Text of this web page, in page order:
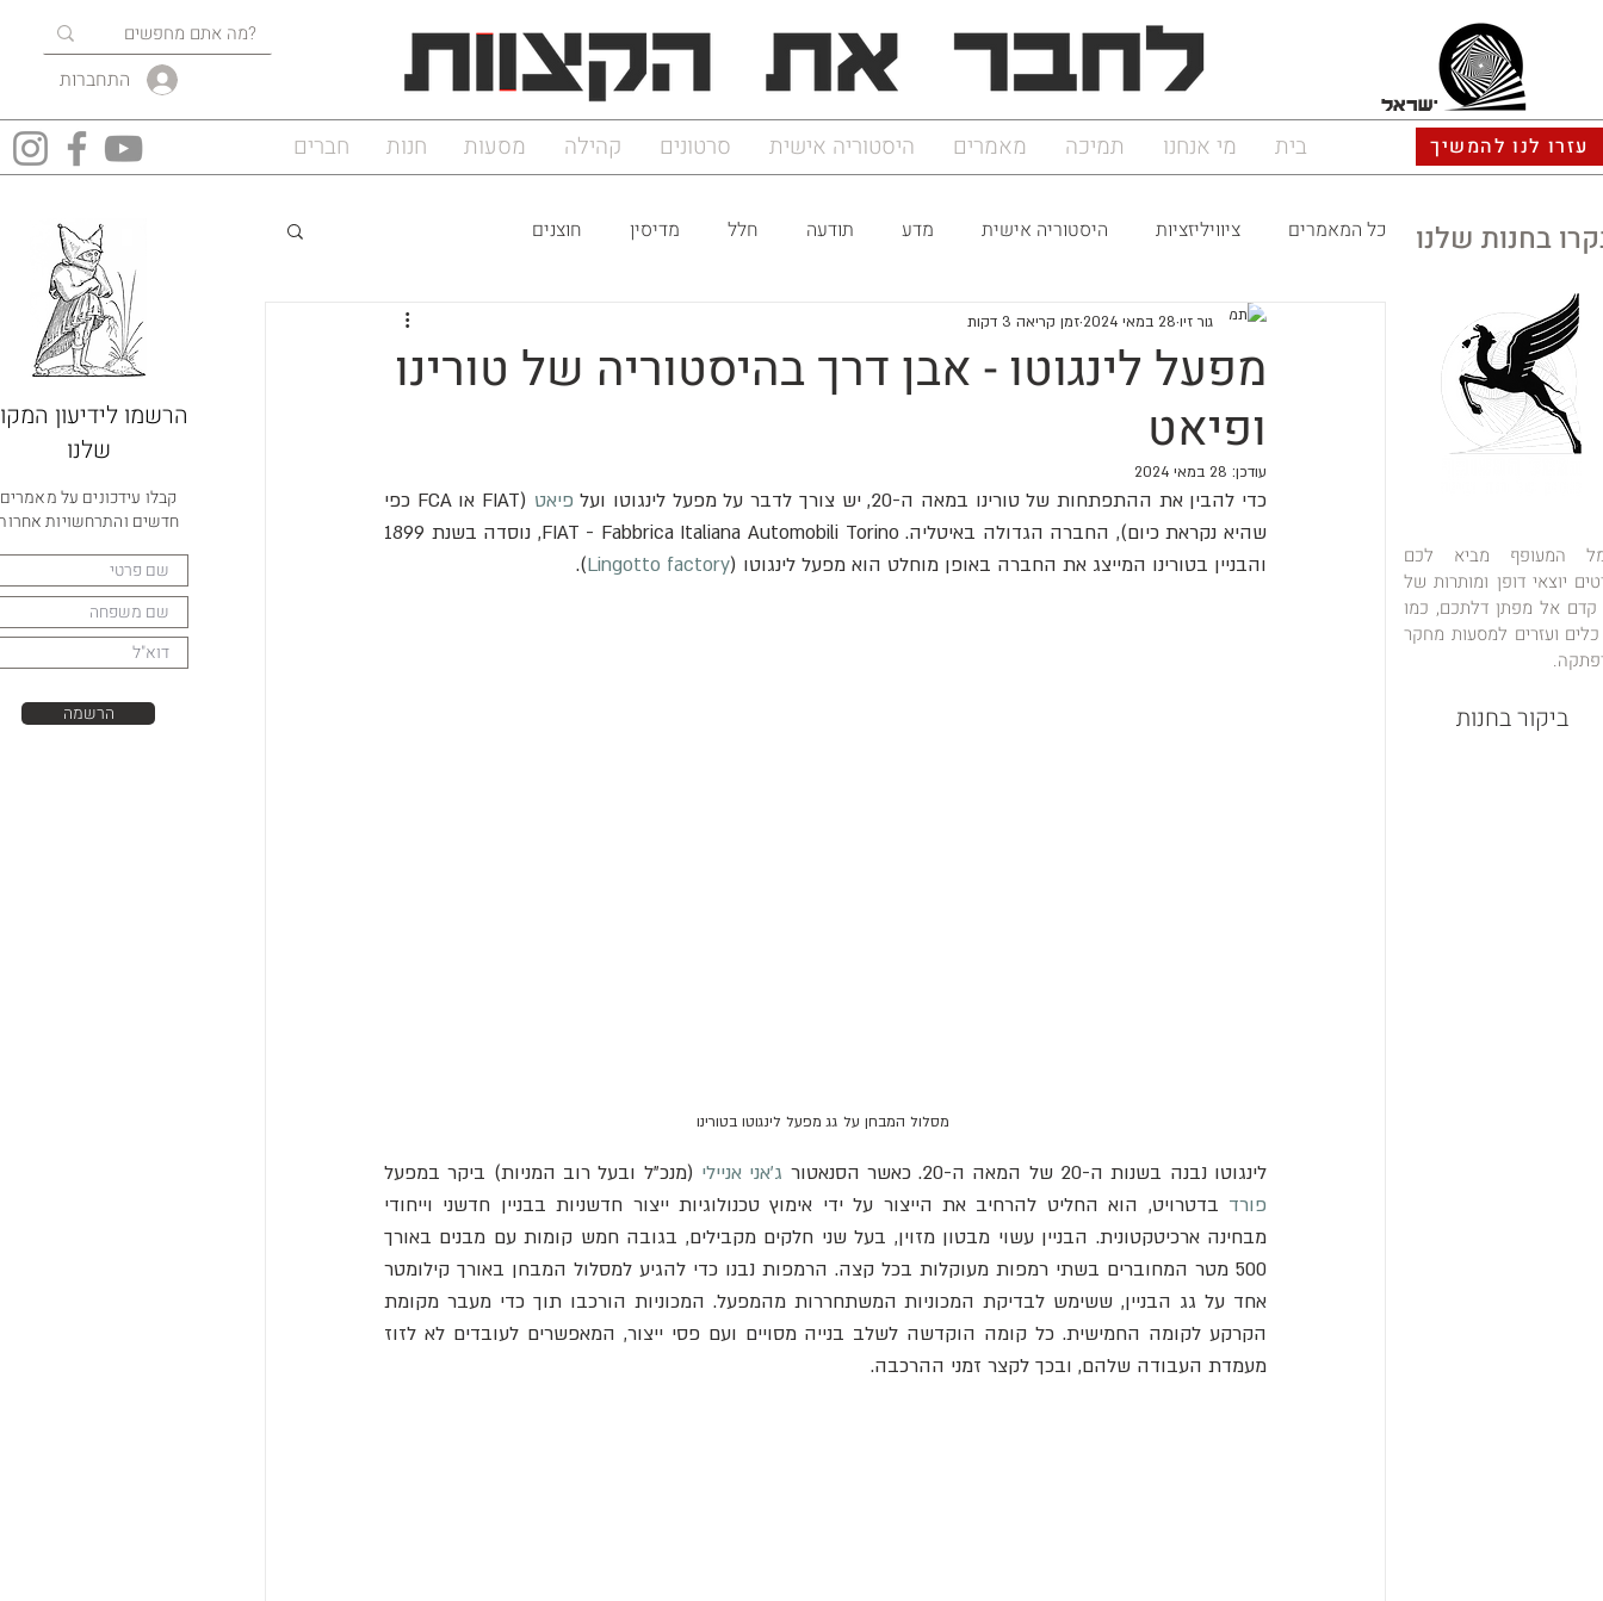
התחברות
ישראל
עזרו לנו להמשיך בית מי אנחנו תמיכה מאמרים היסטוריה אישית סרטונים קהילה מסעות חנות חברים
הרשמו לידיעון
שלנו
קבלו עידכונים על מאמרים
חדשים והתרחשויות
הרשמה
כל המאמרים ציוויליזציות היסטוריה אישית מדע תודעה חלל מדיסין חוצנים
מפעל לינגוטו - אבן דרך בהיסטוריה של טורינו
ופיאט
גור זיו 28 במאי 2024 זמן קריאה 3 דקות
עודכן: 28 במאי 2024
כדי להבין את ההתפתחות של טורינו במאה ה-20, יש צורך לדבר על מפעל לינגוטו ועל פיאט
והבניין בטורינו המייצג את החברה באופן מוחלט הוא מפעל לינגוטו (Lingotto factory
).
לינגוטו נבנה בשנות ה-20 של המאה ה-20. כאשר הסנאטור ג'אני אניילי (מנכ"ל ובעל רוב המניות) ביקר במפעל
פורד
מעמדת העבודה שלהם, ובכך לקצר זמני ההרכבה.
בחנות שלנו
המעופף מביא לכם
יוצאי דופן ומותרות של
קדם אל מפתן דלתכם, כמו
ועזרים למסעות מחקר
ביקור בחנות